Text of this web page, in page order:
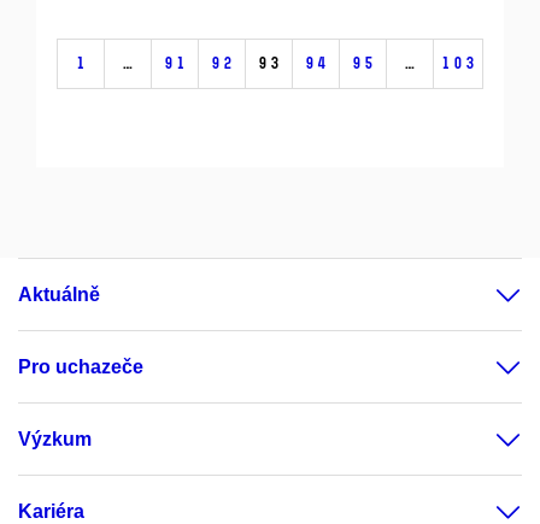
1 … 91 92 93 94 95 … 103
Aktuálně
Pro uchazeče
Výzkum
Kariéra